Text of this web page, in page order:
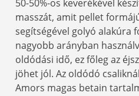
50-50%-os keverékével
masszát, amit pellet
segítségével golyó alakúra
nagyobb arányban
oldódási idő, ez főleg az
jöhet jól. Az oldódó
Amors magas betain